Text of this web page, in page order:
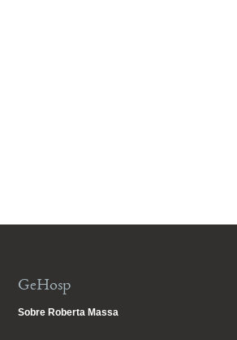
GeHosp
Sobre Roberta Massa